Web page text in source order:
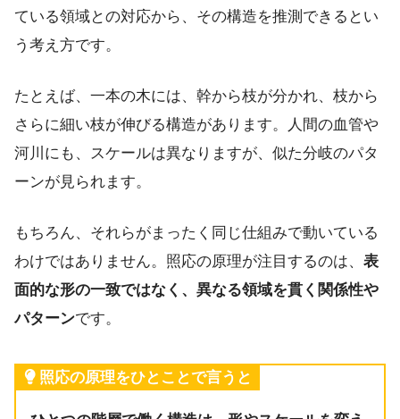
ている領域との対応から、その構造を推測できるとい
う考え方です。
たとえば、一本の木には、幹から枝が分かれ、枝から
さらに細い枝が伸びる構造があります。人間の血管や
河川にも、スケールは異なりますが、似た分岐のパタ
ーンが見られます。
もちろん、それらがまったく同じ仕組みで動いている
わけではありません。照応の原理が注目するのは、 表
面的な形の一致ではなく、異なる領域を貫く関係性や
パターンです。
照応の原理をひとことで言うと